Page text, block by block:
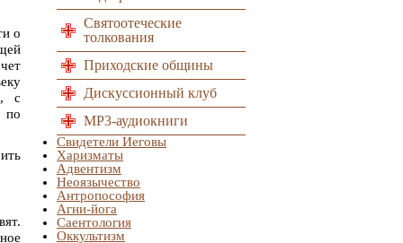
о
с
по
Святоотеческие
толкования
Приходские общины
Дискуссионный клуб
MP3-аудиокниги
Свидетели Иеговы
Харизматы
Адвентизм
Неоязычество
Антропософия
Агни-йога
Саентология
Оккультизм